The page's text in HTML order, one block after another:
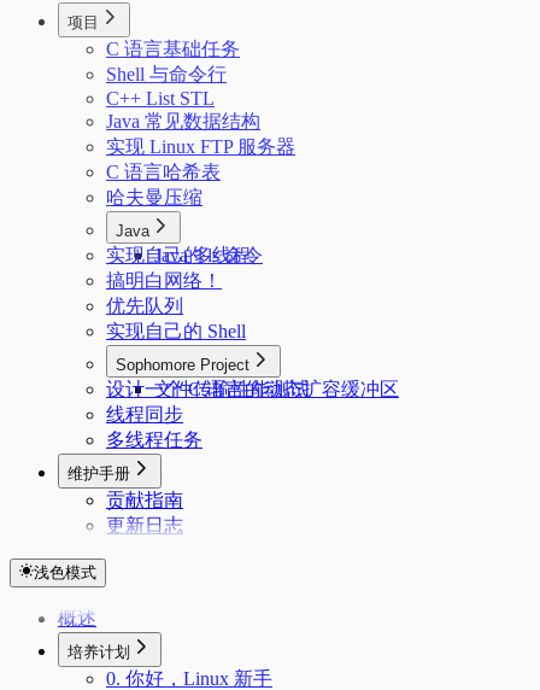
项目
C 语言基础任务
Shell 与命令行
C++ List STL
Java 常见数据结构
实现 Linux FTP 服务器
C 语言哈希表
哈夫曼压缩
Java
Java 多线程
实现自己的 ls 命令
搞明白网络！
优先队列
实现自己的 Shell
Sophomore Project
文件传输性能测试
设计一个 C 语言的动态扩容缓冲区
线程同步
多线程任务
维护手册
贡献指南
更新日志
浅色模式
概述
培养计划
0. 你好，Linux 新手